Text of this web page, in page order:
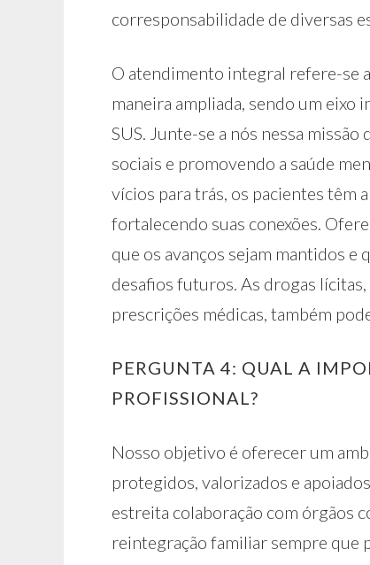
corresponsabilidade de diversas
O atendimento integral refere-se
maneira ampliada, sendo um eixo
SUS. Junte-se a nós nessa
sociais e promovendo a saúde
vícios para trás, os pacientes têm
fortalecendo suas conexões.
que os avanços sejam mantidos e
desafios futuros. As drogas
prescrições médicas, também
PERGUNTA 4: QUAL A
PROFISSIONAL?
Nosso objetivo é oferecer um
protegidos, valorizados e
estreita colaboração com órgãos
reintegração familiar sempre que